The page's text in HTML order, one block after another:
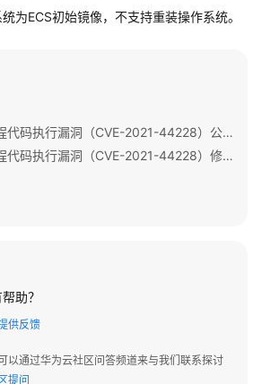
为ECS初始镜像，不支持重装操作系统。
Apache Log4j2 远程代码执行漏洞（CVE-2021-44228）公告
Apache Log4j2 远程代码执行漏洞（CVE-2021-44228）修复指导
助？
供反馈
以通过华为云社区问答频道来与我们联系探讨
提问